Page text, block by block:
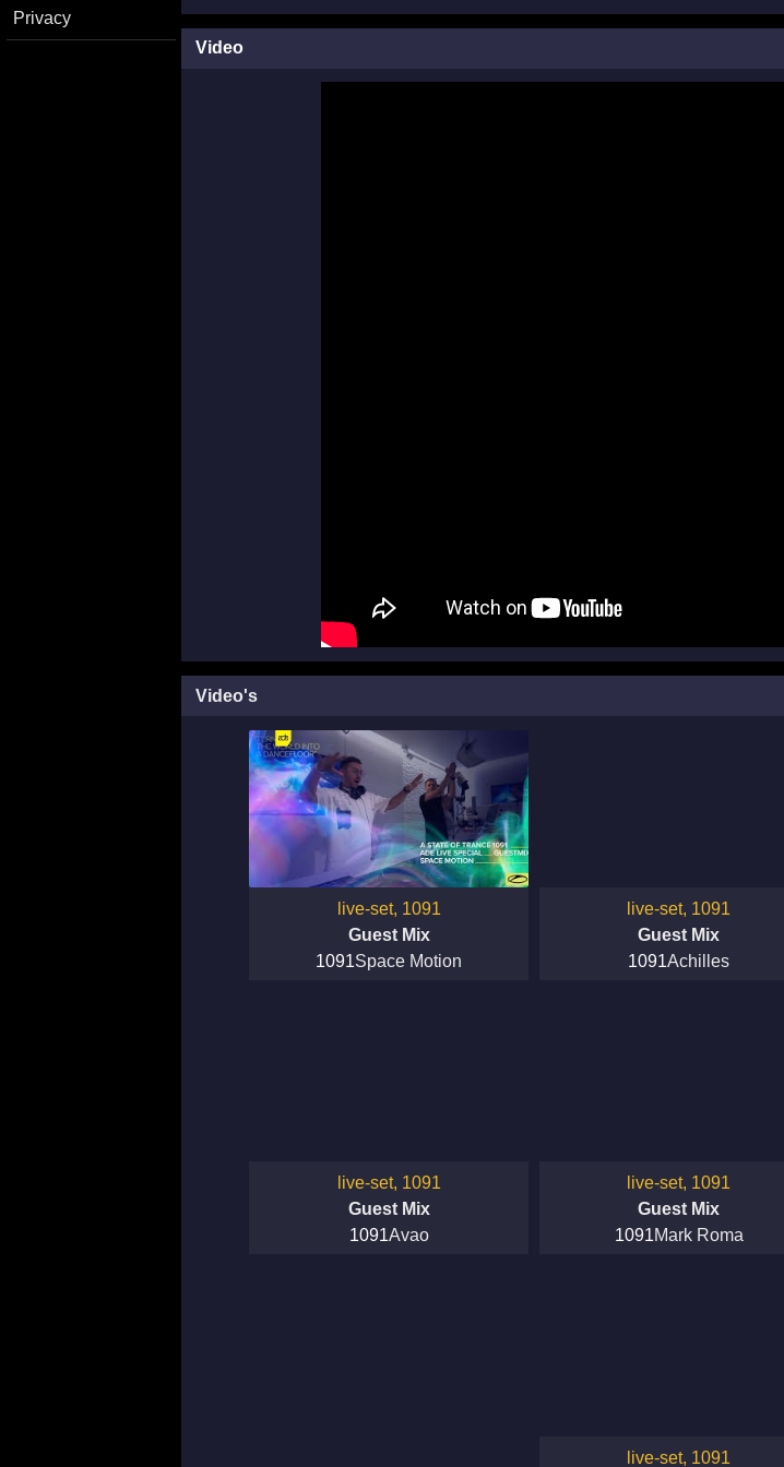
Privacy
Video
Video's
live-set, 1091
Guest Mix
1091Space Motion
live-set, 1091
Guest Mix
1091Achilles
live-set, 1091
Guest Mix
1091Avao
live-set, 1091
Guest Mix
1091Mark Roma
live-set, 1091